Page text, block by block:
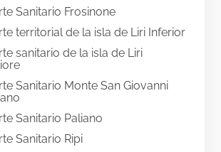
Sanitario Frosinone
territorial de la isla de Liri Inferior
sanitario de la isla de Liri
Sanitario Monte San Giovanni
Sanitario Paliano
Sanitario Ripi